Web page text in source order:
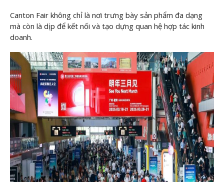
Canton Fair không chỉ là nơi trưng bày sản phẩm đa dạng
mà còn là dịp để kết nối và tạo dựng quan hệ hợp tác kinh
doanh.